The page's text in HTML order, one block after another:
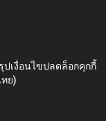
ปเงื่อนไขปลดล็อกคุกกี้
ย)